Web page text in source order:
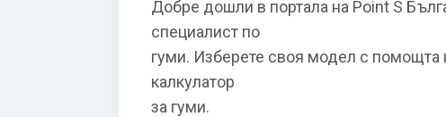
Добре дошли в портала на Point S
специалист по
гуми. Изберете своя модел с
калкулатор
за гуми.